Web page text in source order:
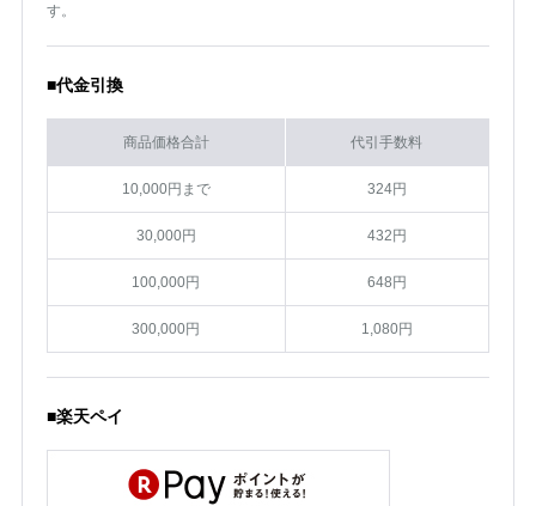
す。
■代金引換
商品価格合計 代引手数料
10,000円まで 324円
30,000円 432円
100,000円 648円
300,000円 1,080円
■楽天ペイ